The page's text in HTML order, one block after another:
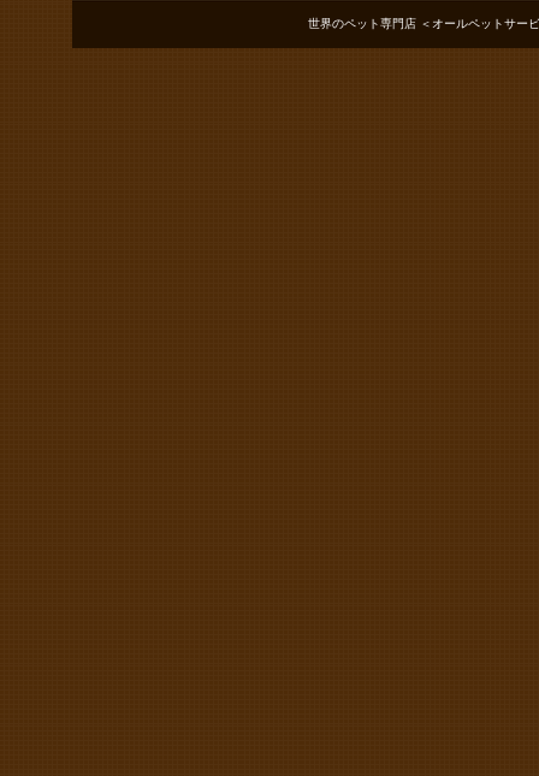
世界のペット専門店 ＜オールペットサー